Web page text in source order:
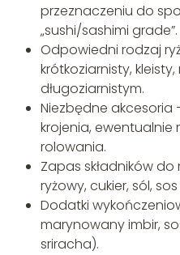
przeznaczeniu do
„sushi/sashimi grade”.
Odpowiedni rodzaj
krótkoziarnisty,
długoziarnistym.
Niezbędne akcesoria
krojenia,
rolowania.
Zapas składników
ryżowy, cukier, sól,
Dodatki
marynowany imbir,
sriracha).